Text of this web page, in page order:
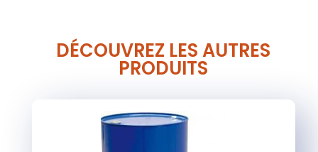
DÉCOUVREZ LES AUTRES
PRODUITS